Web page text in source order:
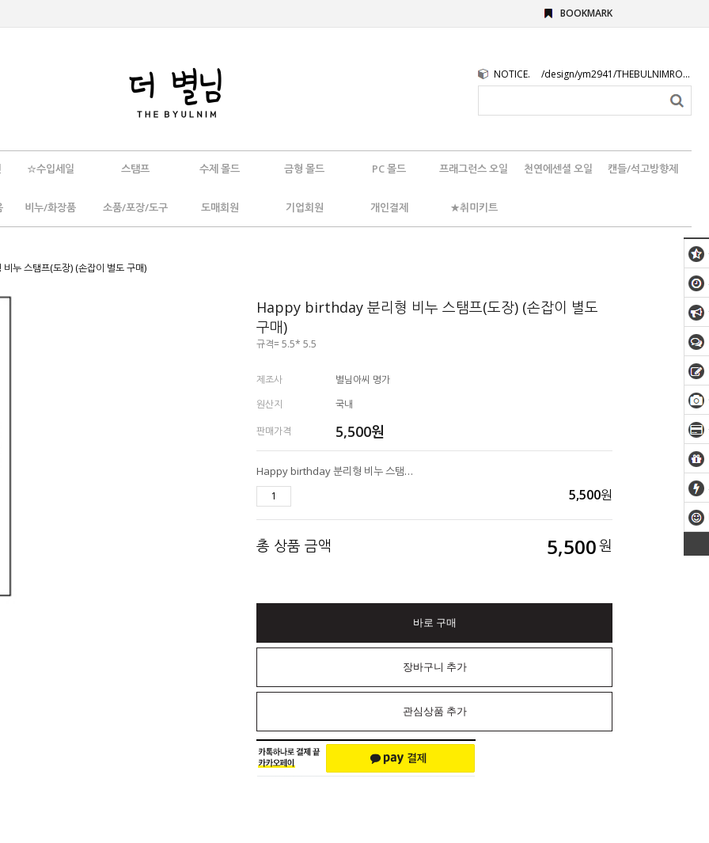
BOOKMARK
NOTICE. /design/ym2941/THEBULNIMROGO.png
☆수입세일 스탬프 수제 몰드 금형 몰드 PC 몰드 프래그런스 오일 천연에센셜 오일 캔들/석고방향제
비누/화장품 소품/포장/도구 도매회원 기업회원 개인결제 ★취미키트
누 스탬프(도장) (손잡이 별도 구매)
Happy birthday 분리형 비누 스탬프(도장) (손잡이 별도
구매)
규격= 5.5* 5.5
제조사
별님아씨 명가
원산지
국내
판매가격
5,500원
Happy birthday 분리형 비누 스탬프(도장) (손잡이 별도 구매)
5,500원
총 상품 금액 5,500원
바로 구매
장바구니 추가
관심상품 추가